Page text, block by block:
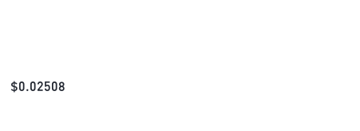
$0.02508